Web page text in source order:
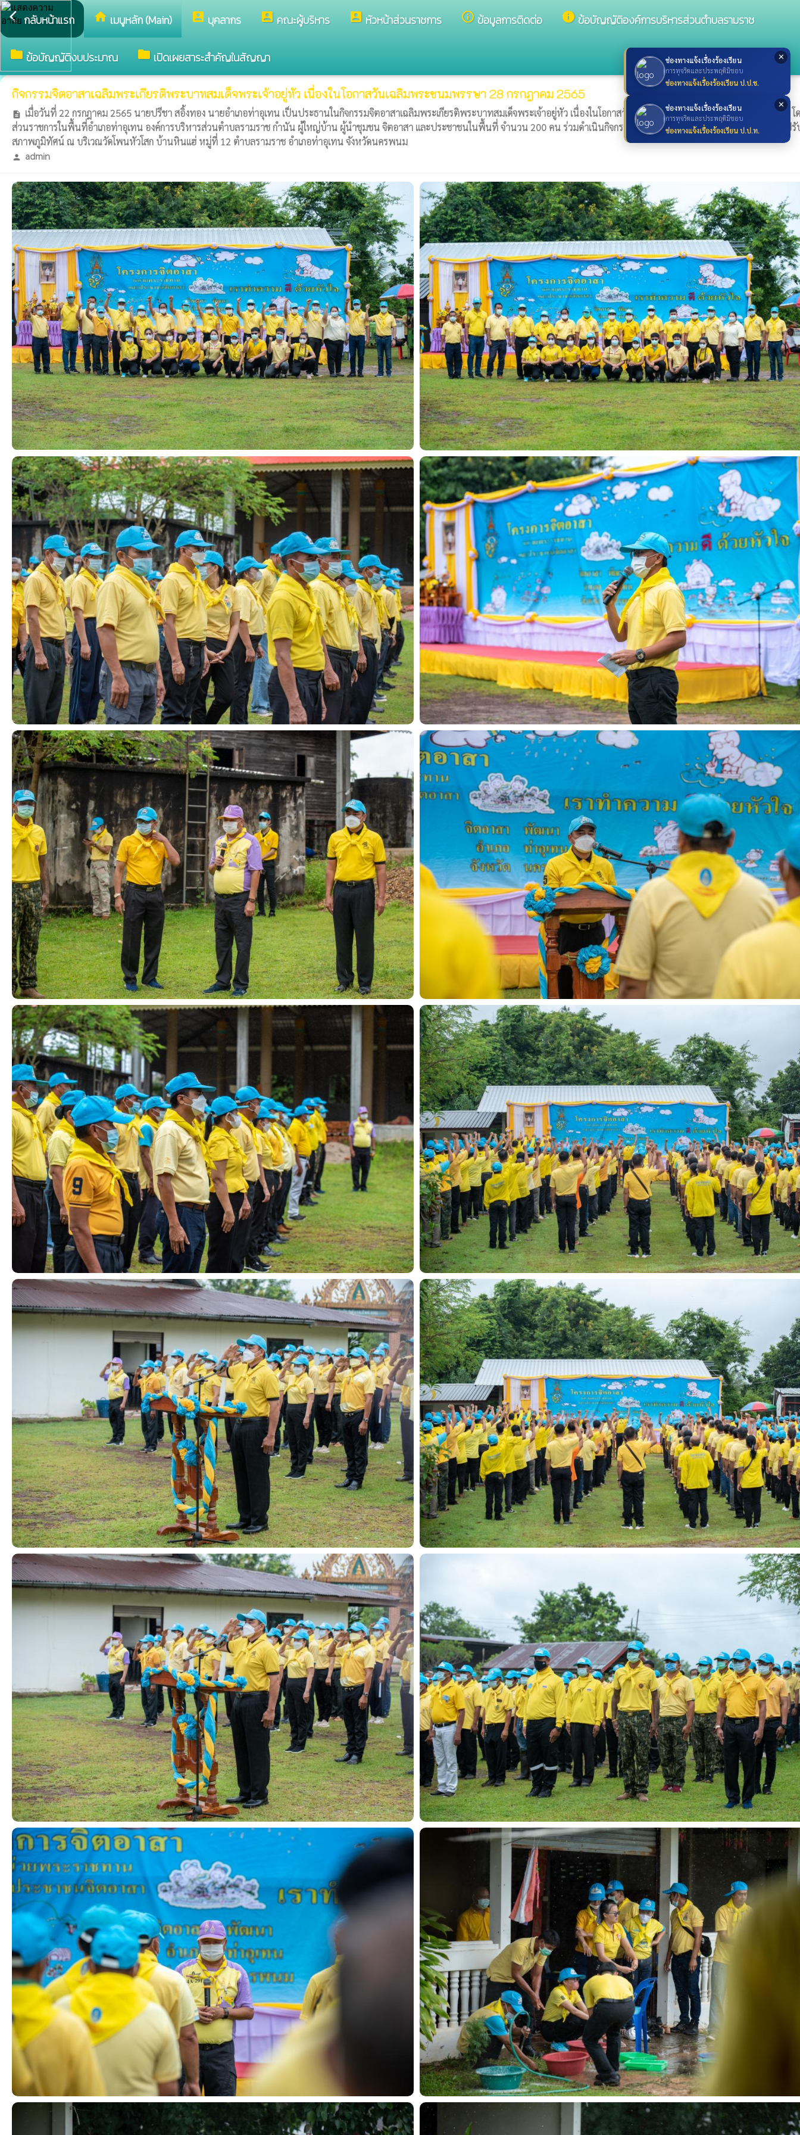
✕
ช่องทางแจ้งเรื่องร้องเรียน
การทุจริตและประพฤติมิชอบ
ช่องทางแจ้งเรื่องร้องเรียน ป.ป.ช.
✕
ช่องทางแจ้งเรื่องร้องเรียน
การทุจริตและประพฤติมิชอบ
ช่องทางแจ้งเรื่องร้องเรียน ป.ป.ท.
arrow_back_ios กลับหน้าแรก homeเมนูหลัก (Main) account_box บุคลากร account_box คณะผู้บริหาร account_box หัวหน้าส่วนราชการ info_outline ข้อมูลการติดต่อ info ข้อบัญญัติองค์การบริหารส่วนตำบลรามราช
folder ข้อบัญญัติงบประมาณ folder เปิดเผยสาระสำคัญในสัญญา
กิจกรรมจิตอาสาเฉลิมพระเกียรติพระบาทสมเด็จพระเจ้าอยู่หัว เนื่องในโอกาสวันเฉลิมพระชนมพรรษา 28 กรกฎาคม 2565
description เมื่อวันที่ 22 กรกฎาคม 2565 นายปรีชา สอิ้งทอง นายอำเภอท่าอุเทน เป็นประธานในกิจกรรมจิตอาสาเฉลิมพระเกียรติพระบาทสมเด็จพระเจ้าอยู่หัว เนื่องในโอกาสวันเฉลิมพระชนมพรรษา 28 กรกฎาคม 2565 โ
ส่วนราชการในพื้นที่อำเภอท่าอุเทน องค์การบริหารส่วนตำบลรามราช กำนัน ผู้ใหญ่บ้าน ผู้นำชุมชน จิตอาสา และประชาชนในพื้นที่ จำนวน 200 คน ร่วมดำเนินกิจกรรมจิตอาสาพัฒนาทำความสะอาด ทาสี และปรั
สภาพภูมิทัศน์ ณ บริเวณวัดโพนหัวโสก บ้านหินแฮ่ หมู่ที่ 12 ตำบลรามราช อำเภอท่าอุเทน จังหวัดนครพนม
person admin